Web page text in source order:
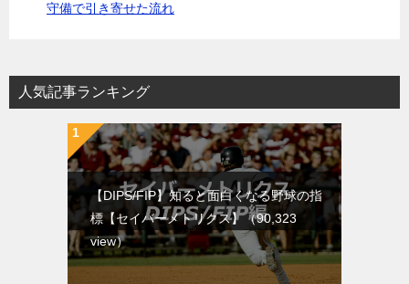
守備で引き寄せた流れ
人気記事ランキング
【DIPS/FIP】知ると面白くなる野球の指
標【セイバーメトリクス】（90,323
view）